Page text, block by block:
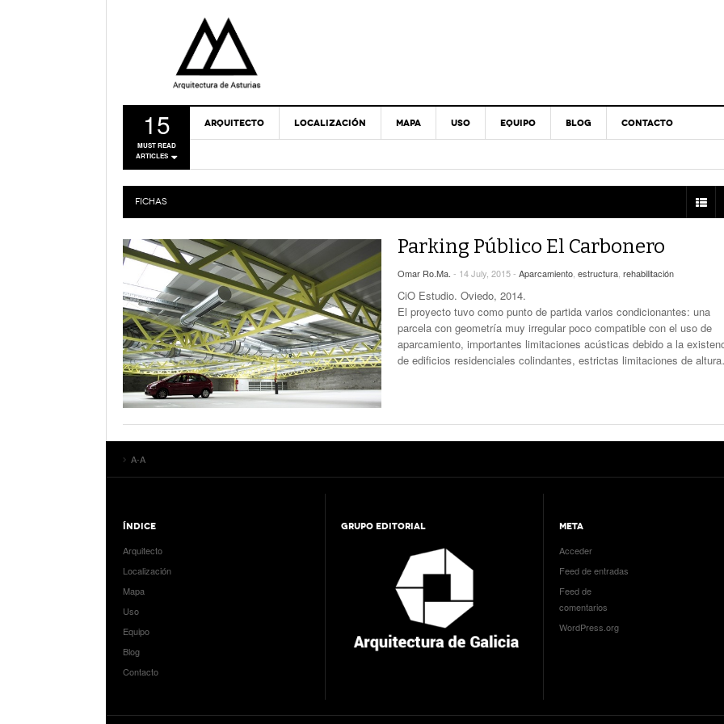
15
MUST READ
ARTICLES
ARQUITECTO LOCALIZACIÓN MAPA USO EQUIPO BLOG CONTACTO
FICHAS
Parking Público El Carbonero
Omar Ro.Ma. - 14 July, 2015 - Aparcamiento estructura rehabilitación
CiO Estudio. Oviedo, 2014.
El proyecto tuvo como punto de partida varios condicionantes: una
parcela con geometría muy irregular poco compatible con el uso de
aparcamiento, importantes limitaciones acústicas debido a la
de edificios residenciales colindantes, estrictas limitaciones de
A-A
ÍNDICE
Arquitecto
Localización
Mapa
Uso
Equipo
Blog
Contacto
GRUPO EDITORIAL META
Acceder
Feed de entradas
Feed de
comentarios
WordPress.org